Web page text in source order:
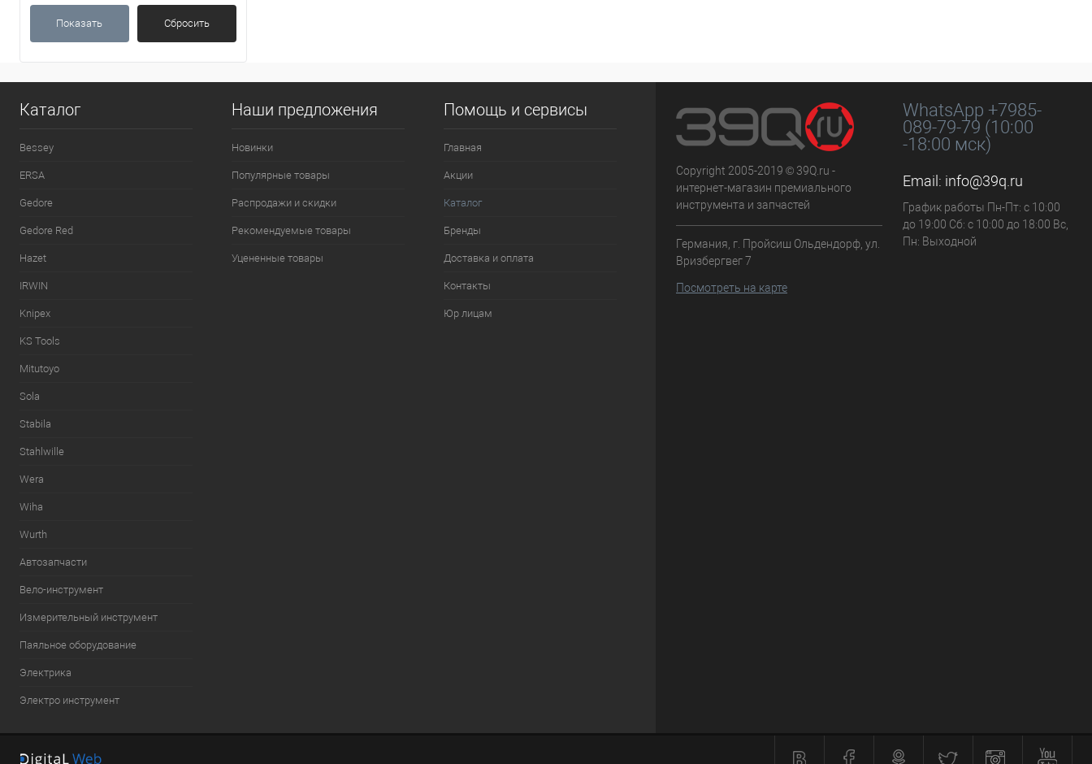
Показать Сбросить
Каталог
Bessey
ERSA
Gedore
Gedore Red
Hazet
IRWIN
Knipex
KS Tools
Mitutoyo
Sola
Stabila
Stahlwille
Wera
Wiha
Wurth
Автозапчасти
Вело-инструмент
Измерительный инструмент
Паяльное оборудование
Электрика
Электро инструмент
Наши предложения
Новинки
Популярные товары
Распродажи и скидки
Рекомендуемые товары
Уцененные товары
Помощь и сервисы
Главная
Акции
Каталог
Бренды
Доставка и оплата
Контакты
Юр лицам
Copyright 2005-2019 © 39Q.ru -
интернет-магазин премиального
инструмента и запчастей
Германия, г. Пройсиш Ольдендорф, ул.
Вризбергвег 7
Посмотреть на карте
WhatsApp +7985-
089-79-79 (10:00
-18:00 мск)
Email: info@39q.ru
График работы Пн-Пт: с 10:00
до 19:00 Сб: с 10:00 до 18:00 Вс,
Пн: Выходной